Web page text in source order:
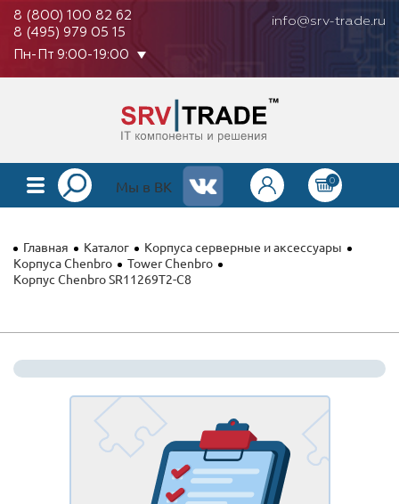
8 (800) 100 82 62
8 (495) 979 05 15
info@srv-trade.ru
Пн-Пт 9:00-19:00
КАТАЛОГ
ОПЛАТА
КОНТАКТЫ
Мы в ВК 0
Главная Каталог
Корпуса серверные и аксессуары
Корпуса Chenbro
Tower Chenbro
Корпус Chenbro SR11269T2-C8